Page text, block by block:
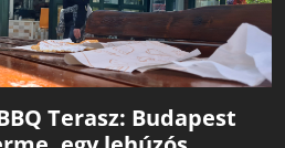
Terasz: Budapest